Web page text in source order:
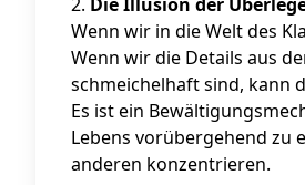
Wenn wir in die Welt des
Wenn wir die Details aus
schmeichelhaft sind, kann
Es ist ein
Lebens vorübergehend zu
anderen konzentrieren.